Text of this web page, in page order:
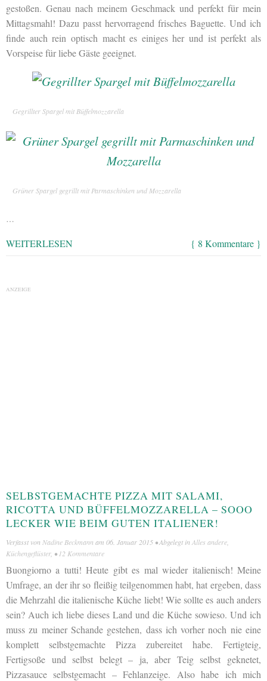
gestoßen. Genau nach meinem Geschmack und perfekt für mein
Mittagsmahl! Dazu passt hervorragend frisches Baguette. Und ich
finde auch rein optisch macht es einiges her und ist perfekt als
Vorspeise für liebe Gäste geeignet.
Gegrillter Spargel mit Büffelmozzarella
Grüner Spargel gegrillt mit Parmaschinken und Mozzarella
…
WEITERLESEN { 8 Kommentare }
ANZEIGE
SELBSTGEMACHTE PIZZA MIT SALAMI,
RICOTTA UND BÜFFELMOZZARELLA – SOOO
LECKER WIE BEIM GUTEN ITALIENER!
Verfasst von Nadine Beckmann am 06. Januar 2015 • Abgelegt in Alles andere
Küchengeflüster, • 12 Kommentare
Buongiorno a tutti! Heute gibt es mal wieder italienisch! Meine
Umfrage, an der ihr so fleißig teilgenommen habt, hat ergeben, dass
die Mehrzahl die italienische Küche liebt! Wie sollte es auch anders
sein? Auch ich liebe dieses Land und die Küche sowieso. Und ich
muss zu meiner Schande gestehen, dass ich vorher noch nie eine
komplett selbstgemachte Pizza zubereitet habe. Fertigteig,
Fertigsoße und selbst belegt – ja, aber Teig selbst geknetet,
Pizzasauce selbstgemacht – Fehlanzeige. Also habe ich mich